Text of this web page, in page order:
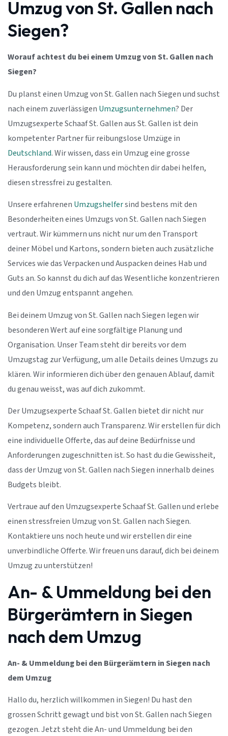
Umzug von St. Gallen nach
Siegen?
Worauf achtest du bei einem Umzug von St. Gallen nach
Siegen?
Du planst einen Umzug von St. Gallen nach Siegen und suchst
nach einem zuverlässigen Umzugsunternehmen? Der
Umzugsexperte Schaaf St. Gallen aus St. Gallen ist dein
kompetenter Partner für reibungslose Umzüge in
Deutschland. Wir wissen, dass ein Umzug eine grosse
Herausforderung sein kann und möchten dir dabei helfen,
diesen stressfrei zu gestalten.
Unsere erfahrenen Umzugshelfersind bestens mit den
Besonderheiten eines Umzugs von St. Gallen nach Siegen
vertraut. Wir kümmern uns nicht nur um den Transport
deiner Möbel und Kartons, sondern bieten auch zusätzliche
Services wie das Verpacken und Auspacken deines Hab und
Guts an. So kannst du dich auf das Wesentliche konzentrieren
und den Umzug entspannt angehen.
Bei deinem Umzug von St. Gallen nach Siegen legen wir
besonderen Wert auf eine sorgfältige Planung und
Organisation. Unser Team steht dir bereits vor dem
Umzugstag zur Verfügung, um alle Details deines Umzugs zu
klären. Wir informieren dich über den genauen Ablauf, damit
du genau weisst, was auf dich zukommt.
Der Umzugsexperte Schaaf St. Gallen bietet dir nicht nur
Kompetenz, sondern auch Transparenz. Wir erstellen für dich
eine individuelle Offerte, das auf deine Bedürfnisse und
Anforderungen zugeschnitten ist. So hast du die Gewissheit,
dass der Umzug von St. Gallen nach Siegen innerhalb deines
Budgets bleibt.
Vertraue auf den Umzugsexperte Schaaf St. Gallen und erlebe
einen stressfreien Umzug von St. Gallen nach Siegen.
Kontaktiere uns noch heute und wir erstellen dir eine
unverbindliche Offerte. Wir freuen uns darauf, dich bei deinem
Umzug zu unterstützen!
An- & Ummeldung bei den
Bürgerämtern in Siegen
nach dem Umzug
An- & Ummeldung bei den Bürgerämtern in Siegen nach
dem Umzug
Hallo du, herzlich willkommen in Siegen! Du hast den
grossen Schritt gewagt und bist von St. Gallen nach Siegen
gezogen. Jetzt steht die An- und Ummeldung bei den